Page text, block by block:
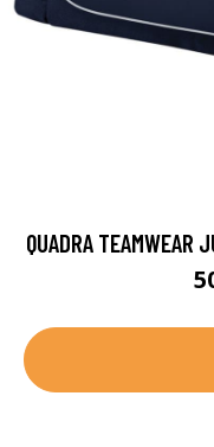
QUADRA TEAMWEAR